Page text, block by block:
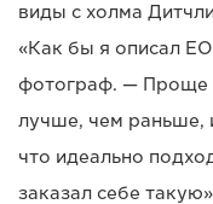
виды с холма
«Как бы я описал
фотограф. — Проще
лучше, чем раньше,
что идеально
заказал себе